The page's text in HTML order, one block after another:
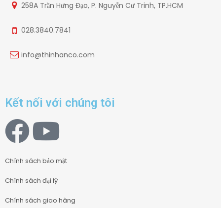
258A Trần Hưng Đạo, P. Nguyễn Cư Trinh, TP.HCM
028.3840.7841
info@thinhanco.com
Kết nối với chúng tôi
Chính sách bảo mật
Chính sách đại lý
Chính sách giao hàng